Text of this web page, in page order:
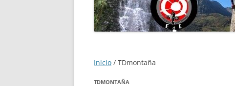
PROTECCIÓN DE DATOSCICLO FINAL EN DESCENSO DE
BARRANCOS
EN MEDIA MONTAÑA
MIDE ESPELEO
Inicio / TDmontaña
TDMONTAÑA